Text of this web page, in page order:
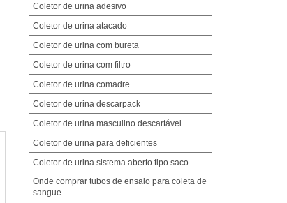
Coletor de urina adesivo
Coletor de urina atacado
Coletor de urina com bureta
Coletor de urina com filtro
Coletor de urina comadre
Coletor de urina descarpack
Coletor de urina masculino descartável
Coletor de urina para deficientes
Coletor de urina sistema aberto tipo saco
Onde comprar tubos de ensaio para coleta de
sangue